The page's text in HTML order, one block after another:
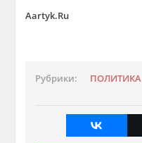
Aartyk.Ru
Рубрики: ПОЛИТИКА